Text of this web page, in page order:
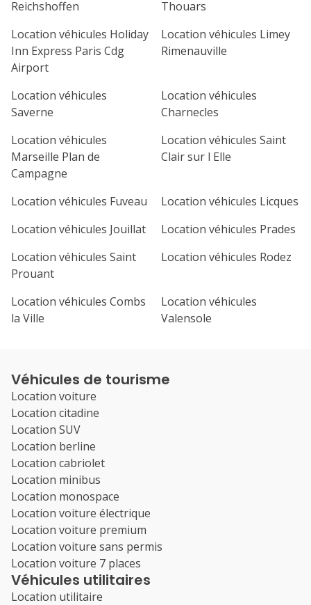
21 23
29 30
Reichshoffen
Thouars
Location véhicules Holiday
Inn Express Paris Cdg
Airport
Location véhicules Limey
Rimenauville
Location véhicules
Saverne
Location véhicules
Charnecles
Location véhicules
Marseille Plan de
Campagne
Location véhicules Saint
Clair sur l Elle
Location véhicules Fuveau
Location véhicules Licques
Location véhicules Jouillat
Location véhicules Prades
Location véhicules Saint
Prouant
Location véhicules Rodez
Location véhicules Combs
la Ville
Location véhicules
Valensole
Véhicules de tourisme
Location voiture
Location citadine
Location SUV
Location berline
Location cabriolet
Location minibus
Location monospace
Location voiture électrique
Location voiture premium
Location voiture sans permis
Location voiture 7 places
Véhicules utilitaires
Location utilitaire